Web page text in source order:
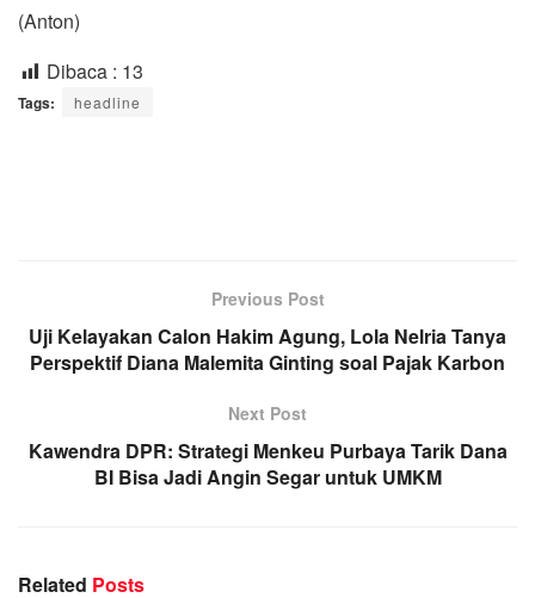
(Anton)
Dibaca : 13
Tags: headline
Previous Post
Uji Kelayakan Calon Hakim Agung, Lola Nelria Tanya
Perspektif Diana Malemita Ginting soal Pajak Karbon
Next Post
Kawendra DPR: Strategi Menkeu Purbaya Tarik Dana
BI Bisa Jadi Angin Segar untuk UMKM
Related Posts